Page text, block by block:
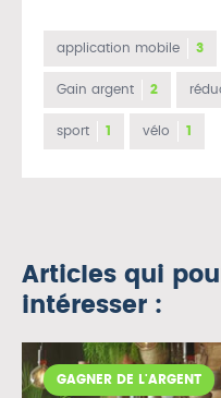
application mobile 3
Gain argent 2
sport 1 vélo 1
Articles qui
intéresser :
GAGNER DE L'ARGENT